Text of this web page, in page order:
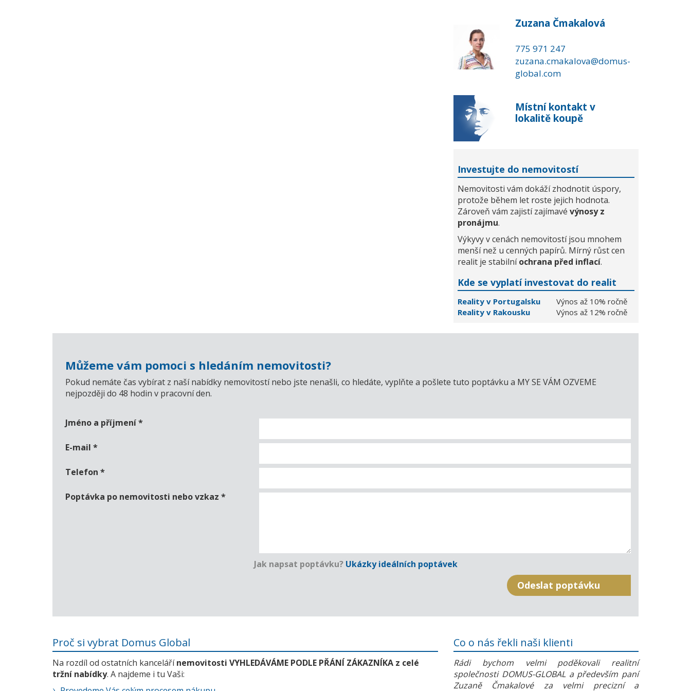
Zuzana Čmakalová
775 971 247
zuzana.cmakalova@domus-
global.com
Místní kontakt v
lokalitě koupě
Investujte do nemovitostí
Nemovitosti vám dokáží zhodnotit úspory,
protože během let roste jejich hodnota.
Zároveň vám zajistí zajímavé výnosy z
pronájmu.
Výkyvy v cenách nemovitostí jsou mnohem
menší než u cenných papírů. Mírný růst cen
realit je stabilníochrana před inflací.
Kde se vyplatí investovat do realit
Reality v Portugalsku
Výnos až 10% ročně
Reality v Rakousku
Výnos až 12% ročně
Můžeme vám pomoci s hledáním nemovitosti?
Pokud nemáte čas vybírat z naší nabídky nemovitostí nebo jste nenašli, co hledáte, vyplňte a pošlete tuto poptávku a MY SE VÁM OZVEME
nejpozději do 48 hodin v pracovní den.
Jméno a příjmení*
E-mail *
Telefon *
Poptávka po nemovitosti nebo vzkaz *
Jak napsat poptávku? Ukázky ideálních poptávek
Proč si vybrat Domus Global
Na rozdíl od ostatních kancelářínemovitosti VYHLEDÁVÁME PODLE PŘÁNÍ ZÁKAZNÍKA z celé
tržní nabídky. A najdeme i tu Vaši:
Co o nás řekli naši klienti
Rádi bychom velmi poděkovali realitní
společnosti DOMUS-GLOBAL a především paní
Zuzaně Čmakalové za velmi precizní a